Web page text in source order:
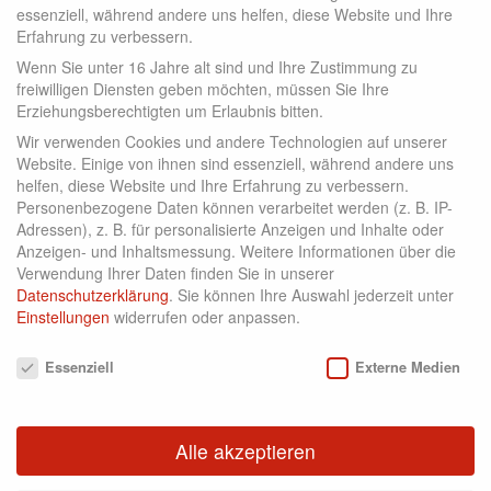
KONTAKT
Golfclub Lauterhofen e.V.
92283 Lauterhofen
essenziell, während andere uns helfen, diese Website und Ihre
Erfahrung zu verbessern.
Wenn Sie unter 16 Jahre alt sind und Ihre Zustimmung zu
freiwilligen Diensten geben möchten, müssen Sie Ihre
Erziehungsberechtigten um Erlaubnis bitten.
Wir verwenden Cookies und andere Technologien auf unserer
Website. Einige von ihnen sind essenziell, während andere uns
helfen, diese Website und Ihre Erfahrung zu verbessern.
Personenbezogene Daten können verarbeitet werden (z. B. IP-
Adressen), z. B. für personalisierte Anzeigen und Inhalte oder
Anzeigen- und Inhaltsmessung. Weitere Informationen über die
Verwendung Ihrer Daten finden Sie in unserer
Datenschutzerklärung. Sie können Ihre Auswahl jederzeit unter
Einstellungen widerrufen oder anpassen.
Datenschutzeinstellungen
Essenziell Externe Medien
Alle akzeptieren